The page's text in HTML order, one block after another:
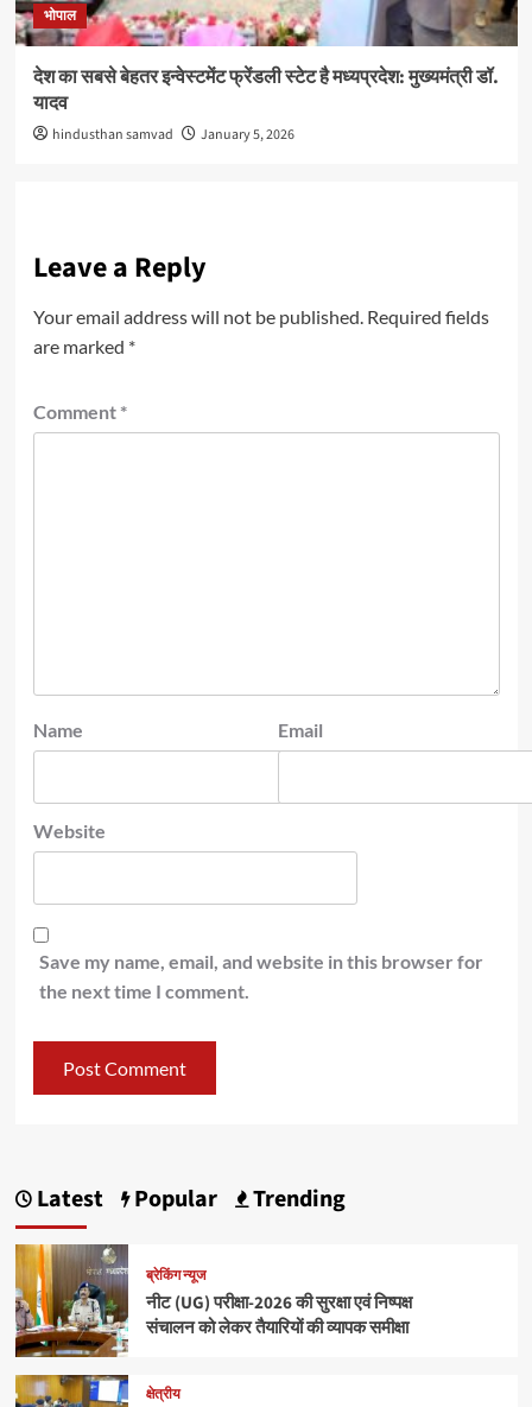
भोपाल
देश का सबसे बेहतर इन्वेस्टमेंट फ्रेंडली स्टेट है मध्यप्रदेश: मुख्यमंत्री डॉ.
यादव
hindusthan samvad January 5, 2026
Leave a Reply
Your email address will not be published. Required fields
are marked *
Comment *
Name Email
Website
Save my name, email, and website in this browser for
the next time I comment.
Latest Popular Trending
ब्रेकिंग न्यूज
नीट (UG) परीक्षा-2026 की सुरक्षा एवं निष्पक्ष
संचालन को लेकर तैयारियों की व्यापक समीक्षा
क्षेत्रीय